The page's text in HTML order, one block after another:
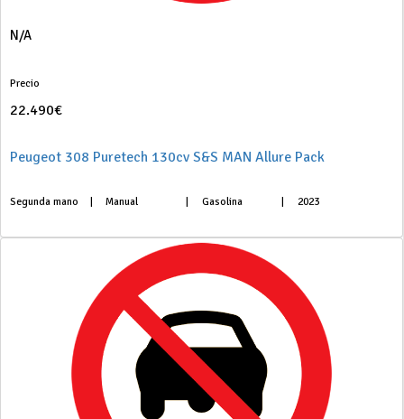
N/A
Precio
22.490€
Peugeot 308 Puretech 130cv S&S MAN Allure Pack
Segunda mano Manual Gasolina 2023